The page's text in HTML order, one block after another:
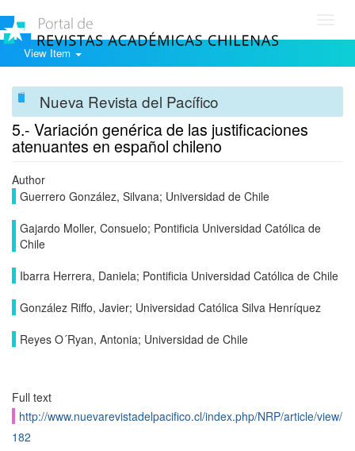
View Item
Nueva Revista del Pacífico
5.- Variación genérica de las justificaciones
atenuantes en español chileno
Author
Guerrero González, Silvana; Universidad de Chile
Gajardo Moller, Consuelo; Pontificia Universidad Católica de
Chile
Ibarra Herrera, Daniela; Pontificia Universidad Católica de Chile
González Riffo, Javier; Universidad Católica Silva Henríquez
Reyes O´Ryan, Antonia; Universidad de Chile
Full text
http://www.nuevarevistadelpacifico.cl/index.php/NRP/article/view/
182